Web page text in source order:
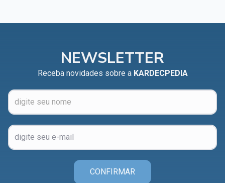
NEWSLETTER
Receba novidades sobre a KARDECPEDIA
CONFIRMAR